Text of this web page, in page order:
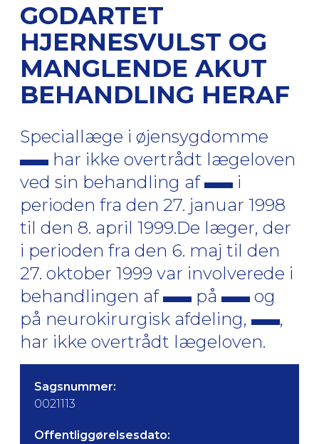
GODARTET
HJERNESVULST OG
MANGLENDE AKUT
BEHANDLING HERAF
Speciallæge i øjensygdomme
har ikke overtrådt lægeloven
ved sin behandling af
i
perioden fra den 27. januar 1998
til den 8. april 1999.De læger, der
i perioden fra den 6. maj til den
27. oktober 1999 var involverede i
behandlingen af
på
og
på neurokirurgisk afdeling,
,
har ikke overtrådt lægeloven.
Sagsnummer:
0021113
Offentliggørelsesdato: